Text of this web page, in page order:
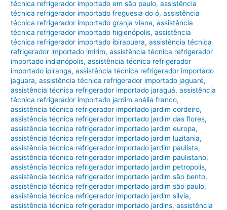
técnica refrigerador importado em são paulo,assistência
técnica refrigerador importado freguesia do ó,assistência
técnica refrigerador importado granja viana,assistência
técnica refrigerador importado higienópolis,assistência
técnica refrigerador importado ibirapuera,assistência técnica
refrigerador importado imirim,assistência técnica refrigerador
importado indianópolis,assistência técnica refrigerador
importado ipiranga,assistência técnica refrigerador importado
jaguara,assistência técnica refrigerador importado jaguaré,
assistência técnica refrigerador importado jaraguá,assistência
técnica refrigerador importado jardim anália franco,
assistência técnica refrigerador importado jardim cordeiro,
assistência técnica refrigerador importado jardim das flores,
assistência técnica refrigerador importado jardim europa,
assistência técnica refrigerador importado jardim luzitania,
assistência técnica refrigerador importado jardim paulista,
assistência técnica refrigerador importado jardim paulistano,
assistência técnica refrigerador importado jardim petropolis,
assistência técnica refrigerador importado jardim são bento,
assistência técnica refrigerador importado jardim são paulo,
assistência técnica refrigerador importado jardim silvia,
assistência técnica refrigerador importado jardins,assistência